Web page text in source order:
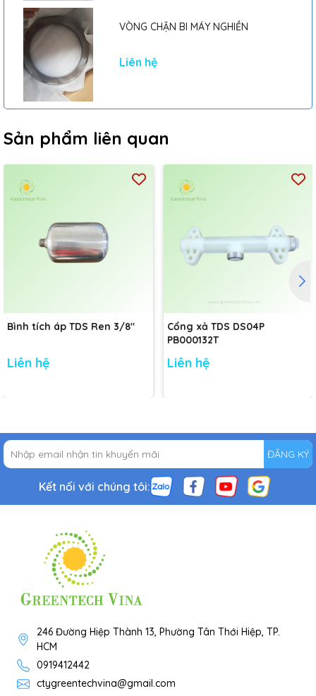
VÒNG CHẶN BI MÁY NGHIỀN
Liên hệ
Sản phẩm liên quan
Bình tích áp TDS Ren 3/8"
Liên hệ
Cổng xả TDS DS04P
PB000132T
Liên hệ
ĐĂNG KÝ
Kết nối với chúng tôi:
246 Đường Hiệp Thành 13, Phường Tân Thới Hiệp, TP.
HCM
0919412442
ctygreentechvina@gmail.com